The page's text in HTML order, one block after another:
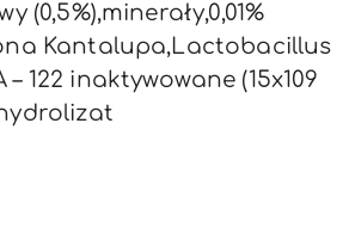
(0,5%),minerały,0,01%
Kantalupa,Lactobacillus
122 inaktywowane (15x109